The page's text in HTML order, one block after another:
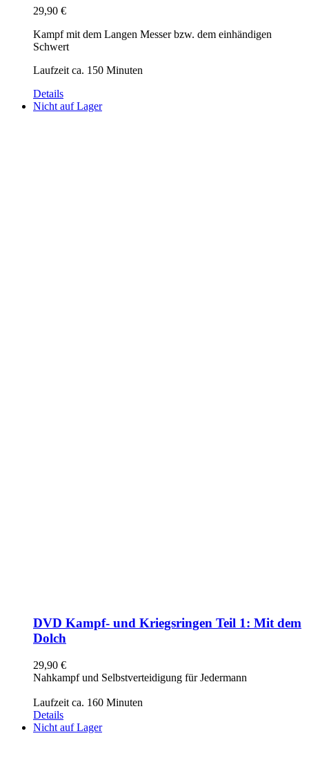
29,90 €
Kampf mit dem Langen Messer bzw. dem einhändigen
Schwert
Laufzeit ca. 150 Minuten
Details
Nicht auf Lager
DVD Kampf- und Kriegsringen Teil 1: Mit dem
Dolch
29,90 €
Nahkampf und Selbstverteidigung für Jedermann
Laufzeit ca. 160 Minuten
Details
Nicht auf Lager